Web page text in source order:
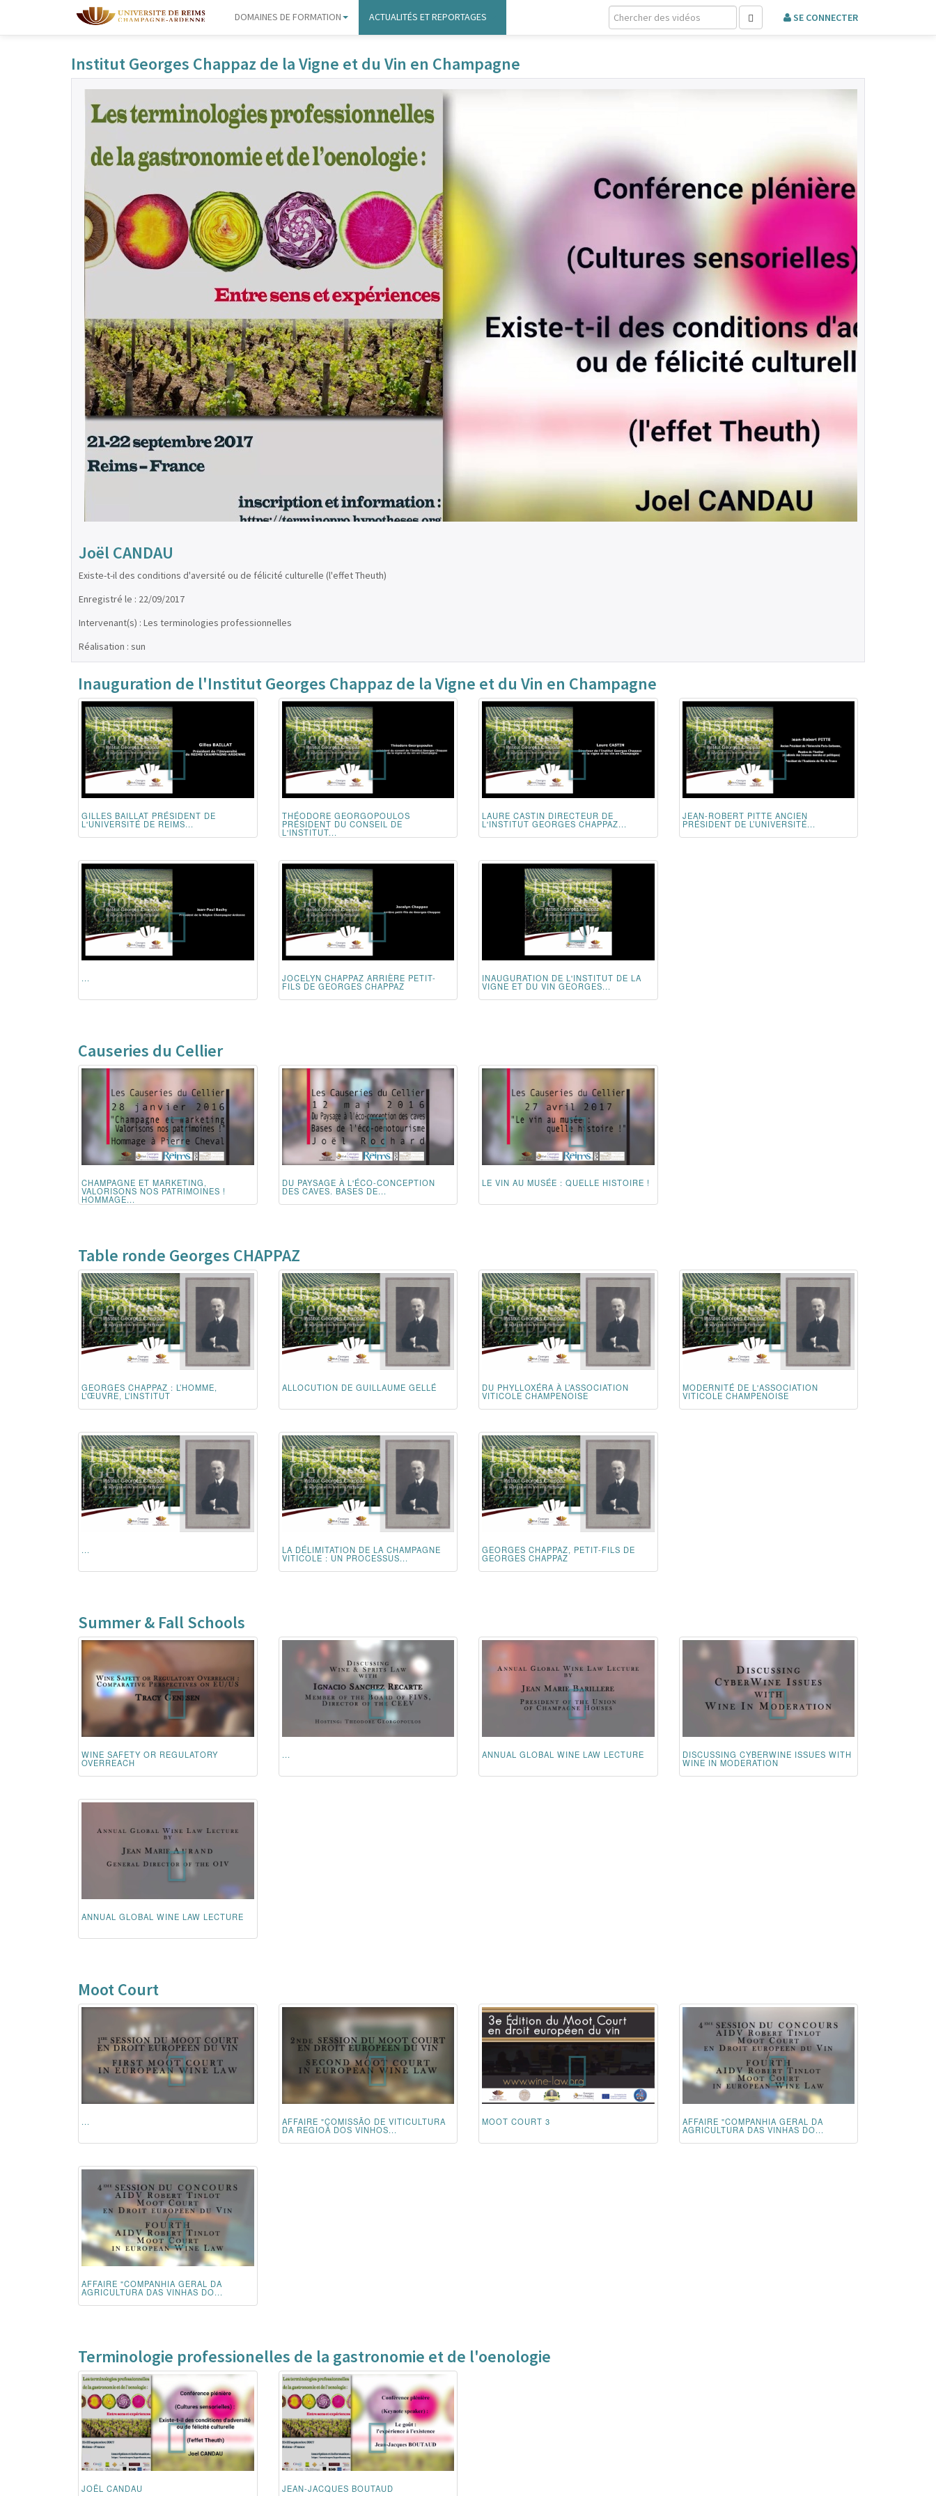
DOMAINES DE FORMATION ACTUALITÉS ET REPORTAGES
Institut Georges Chappaz de la Vigne et du Vin en Champagne
Joël CANDAU
Existe-t-il des conditions d'aversité ou de félicité culturelle (l'effet Theuth)
Enregistré le : 22/09/2017
Intervenant(s) : Les terminologies professionnelles
Réalisation : sun
Inauguration de l'Institut Georges Chappaz de la Vigne et du Vin en Champagne
GILLES BAILLAT PRÉSIDENT DE
L'UNIVERSITÉ DE REIMS...
THÉODORE GEORGOPOULOS
PRÉSIDENT DU CONSEIL DE
L'INSTITUT...
LAURE CASTIN DIRECTEUR DE
L'INSTITUT GEORGES CHAPPAZ...
JEAN-ROBERT PITTE ANCIEN
PRÉSIDENT DE L’UNIVERSITÉ...
... JOCELYN CHAPPAZ ARRIÈRE PETIT-
FILS DE GEORGES CHAPPAZ
INAUGURATION DE L'INSTITUT DE LA
VIGNE ET DU VIN GEORGES...
Causeries du Cellier
CHAMPAGNE ET MARKETING,
VALORISONS NOS PATRIMOINES !
HOMMAGE...
DU PAYSAGE À L'ÉCO-CONCEPTION
DES CAVES. BASES DE...
LE VIN AU MUSÉE : QUELLE HISTOIRE !
Table ronde Georges CHAPPAZ
GEORGES CHAPPAZ : L’HOMME,
L’ŒUVRE, L’INSTITUT
ALLOCUTION DE GUILLAUME GELLÉ DU PHYLLOXÉRA À L’ASSOCIATION
VITICOLE CHAMPENOISE
MODERNITÉ DE L'ASSOCIATION
VITICOLE CHAMPENOISE
... LA DÉLIMITATION DE LA CHAMPAGNE
VITICOLE : UN PROCESSUS...
GEORGES CHAPPAZ, PETIT-FILS DE
GEORGES CHAPPAZ
Summer & Fall Schools
WINE SAFETY OR REGULATORY
OVERREACH
... ANNUAL GLOBAL WINE LAW LECTURE DISCUSSING CYBERWINE ISSUES WITH
WINE IN MODERATION
ANNUAL GLOBAL WINE LAW LECTURE
Moot Court
... AFFAIRE "COMISSÃO DE VITICULTURA
DA REGIOÃ DOS VINHOS...
MOOT COURT 3 AFFAIRE "COMPANHIA GERAL DA
AGRICULTURA DAS VINHAS DO...
AFFAIRE "COMPANHIA GERAL DA
AGRICULTURA DAS VINHAS DO...
Terminologie professionelles de la gastronomie et de l'oenologie
JOËL CANDAU JEAN-JACQUES BOUTAUD